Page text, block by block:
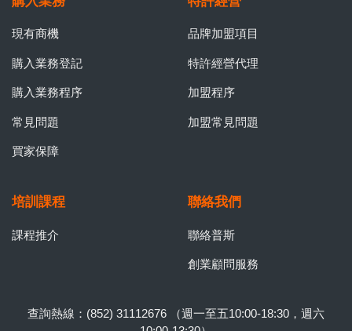
現有商機
購入業務登記
購入業務程序
常見問題
買家保障
品牌加盟項目
特許經營代理
加盟程序
加盟常見問題
培訓課程
課程推介
聯絡我們
聯絡普斯
創業顧問服務
查詢熱線：(852) 31112676 （週一至五10:00-18:30，週六